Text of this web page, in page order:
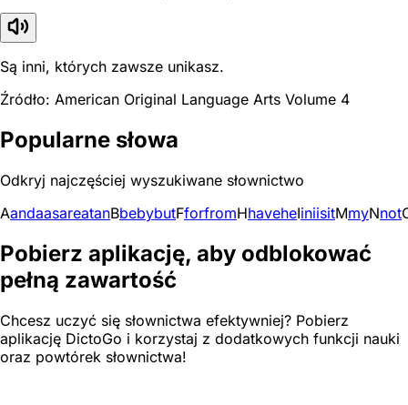
Są inni, których zawsze unikasz.
Źródło: American Original Language Arts Volume 4
Popularne słowa
Odkryj najczęściej wyszukiwane słownictwo
AandaasareatanBbebybutFforfromHhaveheIiniisitMmyNnot
Pobierz aplikację, aby odblokować
pełną zawartość
Chcesz uczyć się słownictwa efektywniej? Pobierz
aplikację DictoGo i korzystaj z dodatkowych funkcji nauki
oraz powtórek słownictwa!